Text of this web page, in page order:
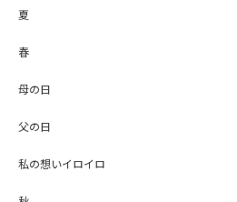
夏
春
母の日
父の日
私の想いイロイロ